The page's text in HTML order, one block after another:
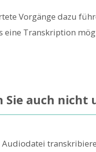
Vorgänge dazu
eine Transkription
Sie auch